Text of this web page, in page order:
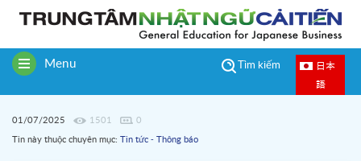
ToggleMenu
日本
語
Tìm kiếm
01/07/2025 1501 0
Tin này thuộc chuyên mục: Tin tức - Thông báo